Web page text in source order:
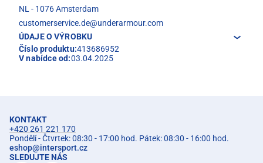
NL - 1076 Amsterdam
customerservice.de@underarmour.com
ÚDAJE O VÝROBKU
Číslo produktu:413686952
V nabídce od:03.04.2025
KONTAKT
+420 261 221 170
Pondělí - Čtvrtek: 08:30 - 17:00 hod. Pátek: 08:30 - 16:00 hod.
eshop@intersport.cz
SLEDUJTE NÁS